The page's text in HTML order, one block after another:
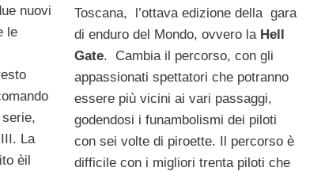
nuovi
le
La
èil
Toscana, l’ottava edizione della gara
di enduro del Mondo, ovvero la Hell
Gate. Cambia il percorso, con gli
appassionati spettatori che potranno
essere più vicini ai vari passaggi,
godendosi i funambolismi dei piloti
con sei volte di piroette. Il percorso è
difficile con i migliori trenta piloti che